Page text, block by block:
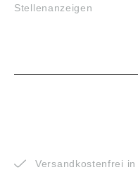
Stellenanzeigen
Versandkostenfrei